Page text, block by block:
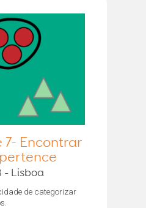
Encontrar
- Lisboa
de categorizar